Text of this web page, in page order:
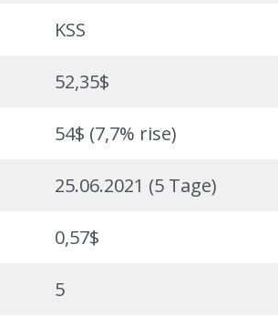
KSS
52,35$
54$ (7,7% rise)
25.06.2021 (5 Tage)
0,57$
5